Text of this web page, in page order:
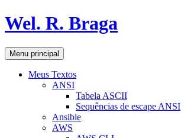
Pular
para
conteúdo
Wel. R. Braga
Pesquisar
Menu principal
Meus Textos
ANSI
Tabela ASCII
Sequências de escape ANSI
Ansible
AWS